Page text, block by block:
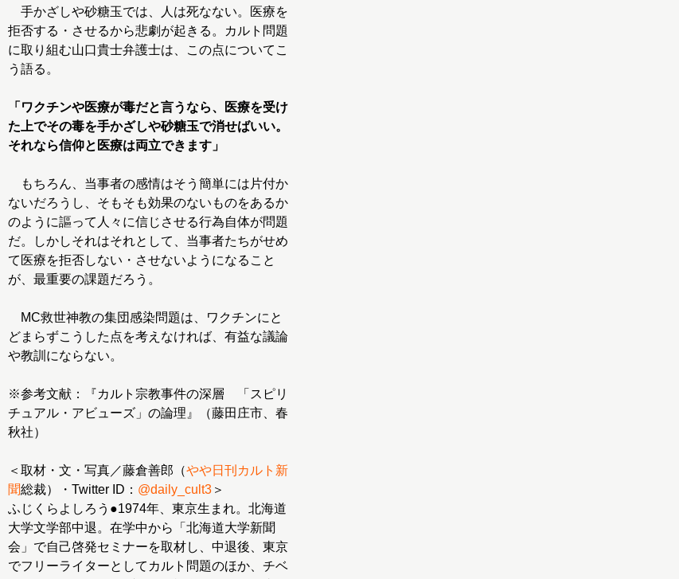
手かざしや砂糖玉では、人は死なない。医療を
拒否する・させるから悲劇が起きる。カルト問題
に取り組む山口貴士弁護士は、この点についてこ
う語る。
「ワクチンや医療が毒だと言うなら、医療を受け
た上でその毒を手かざしや砂糖玉で消せばいい。
それなら信仰と医療は両立できます」
もちろん、当事者の感情はそう簡単には片付か
ないだろうし、そもそも効果のないものをあるか
のように謳って人々に信じさせる行為自体が問題
だ。しかしそれはそれとして、当事者たちがせめ
て医療を拒否しない・させないようになること
が、最重要の課題だろう。
MC救世神教の集団感染問題は、ワクチンにと
どまらずこうした点を考えなければ、有益な議論
や教訓にならない。
※参考文献：『カルト宗教事件の深層 「スピリ
チュアル・アビューズ」の論理』（藤田庄市、春
秋社）
＜取材・文・写真／藤倉善郎（やや日刊カルト新
聞総裁）・Twitter ID： @daily_cult3 ＞
ふじくらよしろう●1974年、東京生まれ。北海道
大学文学部中退。在学中から「北海道大学新聞
会」で自己啓発セミナーを取材し、中退後、東京
でフリーライターとしてカルト問題のほか、チベ